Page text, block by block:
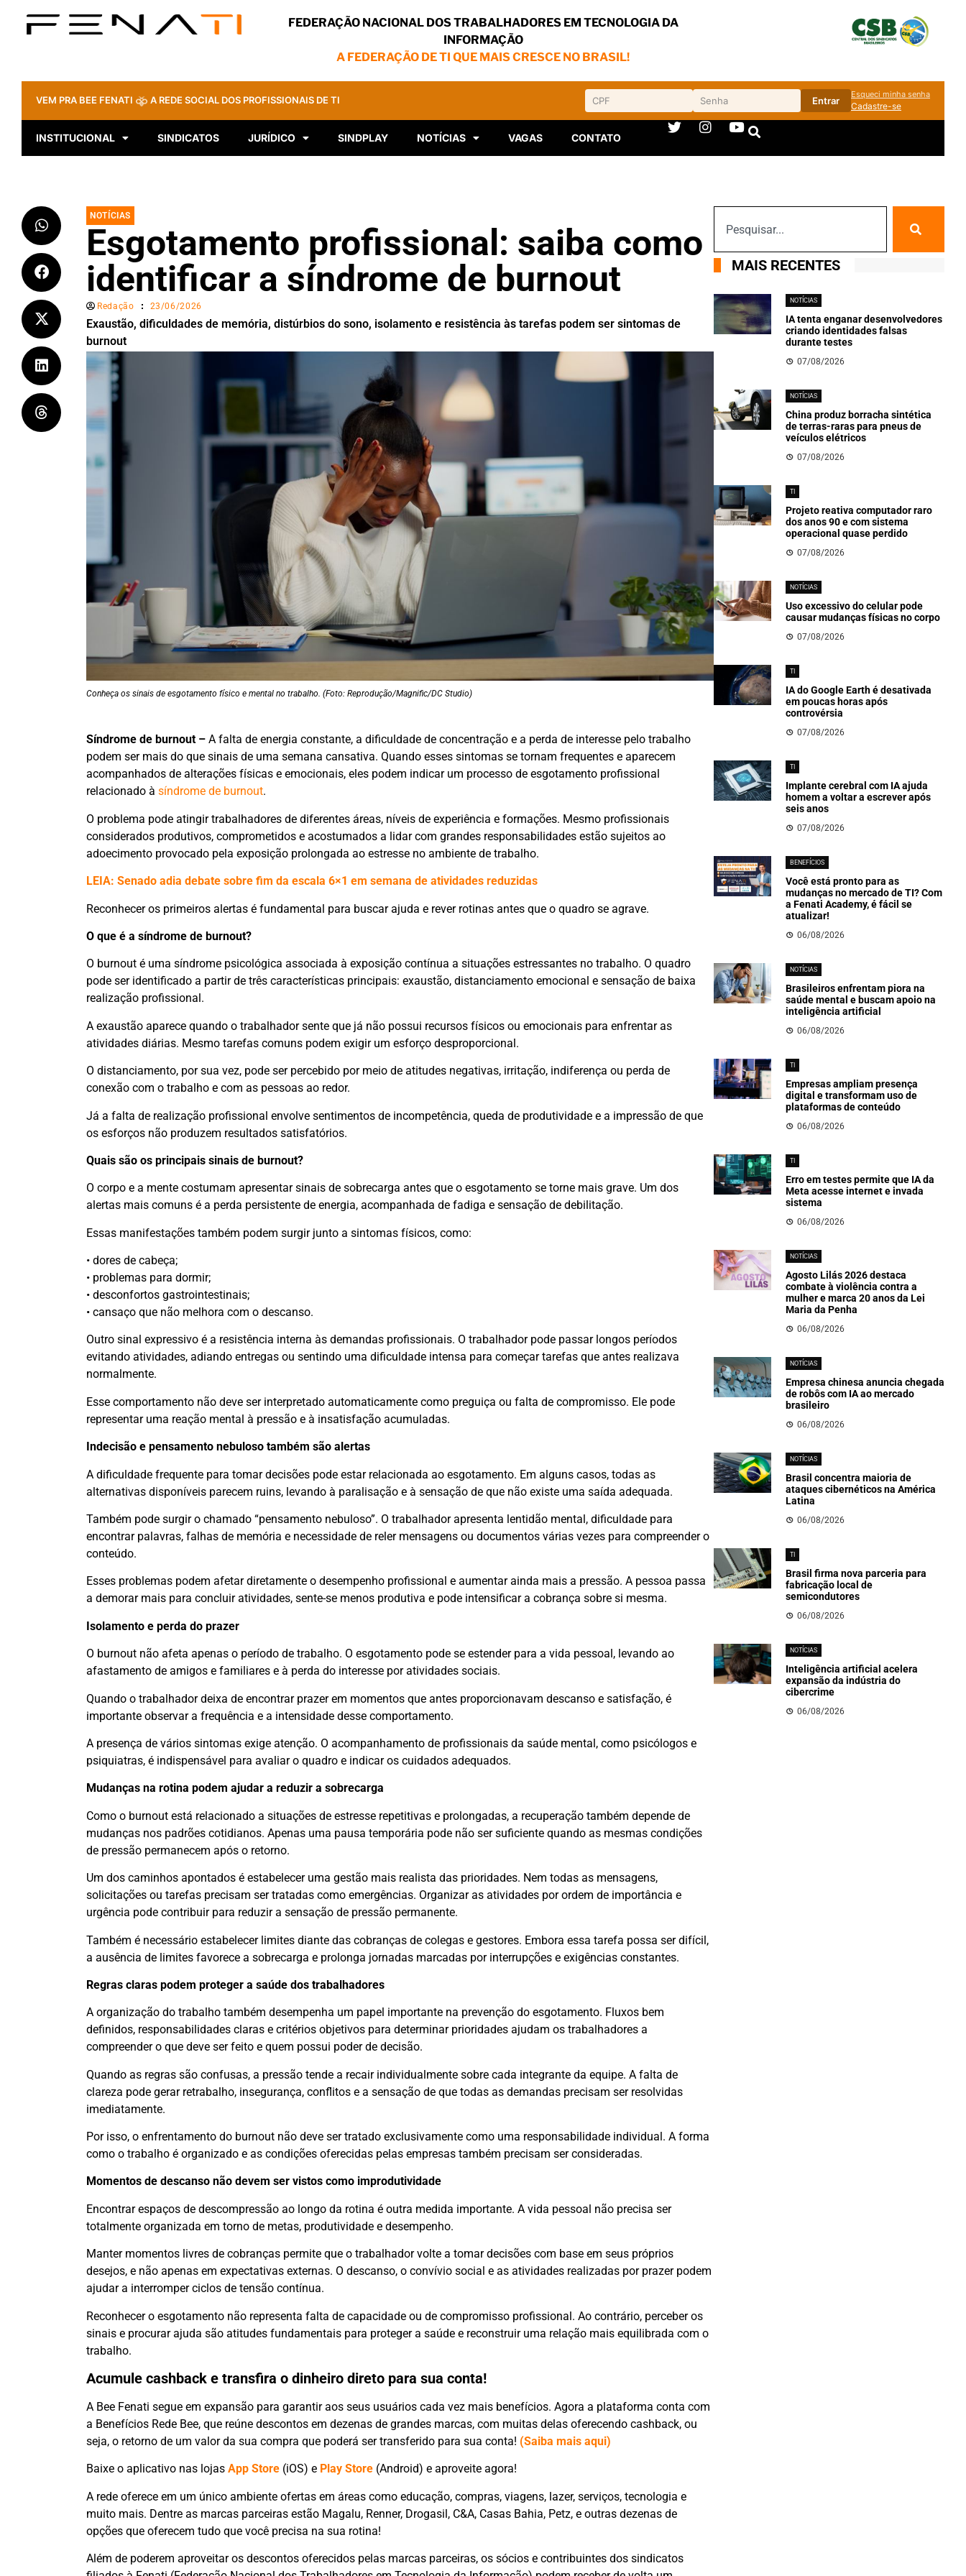
FEDERAÇÃO NACIONAL DOS TRABALHADORES EM TECNOLOGIA DA
INFORMAÇÃO
A FEDERAÇÃO DE TI QUE MAIS CRESCE NO BRASIL!
VEM PRA BEE FENATI A REDE SOCIAL DOS PROFISSIONAIS DE TI Entrar
Esqueci minha senha
Cadastre-se
INSTITUCIONAL SINDICATOS JURÍDICO SINDPLAY NOTÍCIAS VAGAS CONTATO
NOTÍCIAS
Esgotamento profissional: saiba como
identificar a síndrome de burnout
Redação 23/06/2026
Exaustão, dificuldades de memória, distúrbios do sono, isolamento e resistência às tarefas podem ser sintomas de
burnout
Conheça os sinais de esgotamento físico e mental no trabalho. (Foto: Reprodução/Magnific/DC Studio)
Síndrome de burnout –A falta de energia constante, a dificuldade de concentração e a perda de interesse pelo trabalho
podem ser mais do que sinais de uma semana cansativa. Quando esses sintomas se tornam frequentes e aparecem
acompanhados de alterações físicas e emocionais, eles podem indicar um processo de esgotamento profissional
relacionado à síndrome de burnout.
O problema pode atingir trabalhadores de diferentes áreas, níveis de experiência e formações. Mesmo profissionais
considerados produtivos, comprometidos e acostumados a lidar com grandes responsabilidades estão sujeitos ao
adoecimento provocado pela exposição prolongada ao estresse no ambiente de trabalho.
LEIA: Senado adia debate sobre fim da escala 6×1 em semana de atividades reduzidas
Reconhecer os primeiros alertas é fundamental para buscar ajuda e rever rotinas antes que o quadro se agrave.
O que é a síndrome de burnout?
O burnout é uma síndrome psicológica associada à exposição contínua a situações estressantes no trabalho. O quadro
pode ser identificado a partir de três características principais: exaustão, distanciamento emocional e sensação de baixa
realização profissional.
A exaustão aparece quando o trabalhador sente que já não possui recursos físicos ou emocionais para enfrentar as
atividades diárias. Mesmo tarefas comuns podem exigir um esforço desproporcional.
O distanciamento, por sua vez, pode ser percebido por meio de atitudes negativas, irritação, indiferença ou perda de
conexão com o trabalho e com as pessoas ao redor.
Já a falta de realização profissional envolve sentimentos de incompetência, queda de produtividade e a impressão de que
os esforços não produzem resultados satisfatórios.
Quais são os principais sinais de burnout?
O corpo e a mente costumam apresentar sinais de sobrecarga antes que o esgotamento se torne mais grave. Um dos
alertas mais comuns é a perda persistente de energia, acompanhada de fadiga e sensação de debilitação.
Essas manifestações também podem surgir junto a sintomas físicos, como:
• dores de cabeça;
• problemas para dormir;
• desconfortos gastrointestinais;
• cansaço que não melhora com o descanso.
Outro sinal expressivo é a resistência interna às demandas profissionais. O trabalhador pode passar longos períodos
evitando atividades, adiando entregas ou sentindo uma dificuldade intensa para começar tarefas que antes realizava
normalmente.
Esse comportamento não deve ser interpretado automaticamente como preguiça ou falta de compromisso. Ele pode
representar uma reação mental à pressão e à insatisfação acumuladas.
Indecisão e pensamento nebuloso também são alertas
A dificuldade frequente para tomar decisões pode estar relacionada ao esgotamento. Em alguns casos, todas as
alternativas disponíveis parecem ruins, levando à paralisação e à sensação de que não existe uma saída adequada.
Também pode surgir o chamado “pensamento nebuloso”. O trabalhador apresenta lentidão mental, dificuldade para
encontrar palavras, falhas de memória e necessidade de reler mensagens ou documentos várias vezes para compreender o
conteúdo.
Esses problemas podem afetar diretamente o desempenho profissional e aumentar ainda mais a pressão. A pessoa passa
a demorar mais para concluir atividades, sente-se menos produtiva e pode intensificar a cobrança sobre si mesma.
Isolamento e perda do prazer
O burnout não afeta apenas o período de trabalho. O esgotamento pode se estender para a vida pessoal, levando ao
afastamento de amigos e familiares e à perda do interesse por atividades sociais.
Quando o trabalhador deixa de encontrar prazer em momentos que antes proporcionavam descanso e satisfação, é
importante observar a frequência e a intensidade desse comportamento.
A presença de vários sintomas exige atenção. O acompanhamento de profissionais da saúde mental, como psicólogos e
psiquiatras, é indispensável para avaliar o quadro e indicar os cuidados adequados.
Mudanças na rotina podem ajudar a reduzir a sobrecarga
Como o burnout está relacionado a situações de estresse repetitivas e prolongadas, a recuperação também depende de
mudanças nos padrões cotidianos. Apenas uma pausa temporária pode não ser suficiente quando as mesmas condições
de pressão permanecem após o retorno.
Um dos caminhos apontados é estabelecer uma gestão mais realista das prioridades. Nem todas as mensagens,
solicitações ou tarefas precisam ser tratadas como emergências. Organizar as atividades por ordem de importância e
urgência pode contribuir para reduzir a sensação de pressão permanente.
Também é necessário estabelecer limites diante das cobranças de colegas e gestores. Embora essa tarefa possa ser difícil,
a ausência de limites favorece a sobrecarga e prolonga jornadas marcadas por interrupções e exigências constantes.
Regras claras podem proteger a saúde dos trabalhadores
A organização do trabalho também desempenha um papel importante na prevenção do esgotamento. Fluxos bem
definidos, responsabilidades claras e critérios objetivos para determinar prioridades ajudam os trabalhadores a
compreender o que deve ser feito e quem possui poder de decisão.
Quando as regras são confusas, a pressão tende a recair individualmente sobre cada integrante da equipe. A falta de
clareza pode gerar retrabalho, insegurança, conflitos e a sensação de que todas as demandas precisam ser resolvidas
imediatamente.
Por isso, o enfrentamento do burnout não deve ser tratado exclusivamente como uma responsabilidade individual. A forma
como o trabalho é organizado e as condições oferecidas pelas empresas também precisam ser consideradas.
Momentos de descanso não devem ser vistos como improdutividade
Encontrar espaços de descompressão ao longo da rotina é outra medida importante. A vida pessoal não precisa ser
totalmente organizada em torno de metas, produtividade e desempenho.
Manter momentos livres de cobranças permite que o trabalhador volte a tomar decisões com base em seus próprios
desejos, e não apenas em expectativas externas. O descanso, o convívio social e as atividades realizadas por prazer podem
ajudar a interromper ciclos de tensão contínua.
Reconhecer o esgotamento não representa falta de capacidade ou de compromisso profissional. Ao contrário, perceber os
sinais e procurar ajuda são atitudes fundamentais para proteger a saúde e reconstruir uma relação mais equilibrada com o
trabalho.
Acumule cashback e transfira o dinheiro direto para sua conta!
A Bee Fenati segue em expansão para garantir aos seus usuários cada vez mais benefícios. Agora a plataforma conta com
a Benefícios Rede Bee, que reúne descontos em dezenas de grandes marcas, com muitas delas oferecendo cashback, ou
seja, o retorno de um valor da sua compra que poderá ser transferido para sua conta! (Saiba mais aqui)
Baixe o aplicativo nas lojas App Store(iOS) e Play Store(Android) e aproveite agora!
A rede oferece em um único ambiente ofertas em áreas como educação, compras, viagens, lazer, serviços, tecnologia e
muito mais. Dentre as marcas parceiras estão Magalu, Renner, Drogasil, C&A, Casas Bahia, Petz, e outras dezenas de
opções que oferecem tudo que você precisa na sua rotina!
Além de poderem aproveitar os descontos oferecidos pelas marcas parceiras, os sócios e contribuintes dos sindicatos
MAIS RECENTES
NOTÍCIAS
IA tenta enganar desenvolvedores
criando identidades falsas
durante testes
07/08/2026
NOTÍCIAS
China produz borracha sintética
de terras-raras para pneus de
veículos elétricos
07/08/2026
TI
Projeto reativa computador raro
dos anos 90 e com sistema
operacional quase perdido
07/08/2026
NOTÍCIAS
Uso excessivo do celular pode
causar mudanças físicas no corpo
07/08/2026
TI
IA do Google Earth é desativada
em poucas horas após
controvérsia
07/08/2026
TI
Implante cerebral com IA ajuda
homem a voltar a escrever após
seis anos
07/08/2026
BENEFÍCIOS
Você está pronto para as
mudanças no mercado de TI? Com
a Fenati Academy, é fácil se
atualizar!
06/08/2026
NOTÍCIAS
Brasileiros enfrentam piora na
saúde mental e buscam apoio na
inteligência artificial
06/08/2026
TI
Empresas ampliam presença
digital e transformam uso de
plataformas de conteúdo
06/08/2026
TI
Erro em testes permite que IA da
Meta acesse internet e invada
sistema
06/08/2026
NOTÍCIAS
Agosto Lilás 2026 destaca
combate à violência contra a
mulher e marca 20 anos da Lei
Maria da Penha
06/08/2026
NOTÍCIAS
Empresa chinesa anuncia chegada
de robôs com IA ao mercado
brasileiro
06/08/2026
NOTÍCIAS
Brasil concentra maioria de
ataques cibernéticos na América
Latina
06/08/2026
TI
Brasil firma nova parceria para
fabricação local de
semicondutores
06/08/2026
NOTÍCIAS
Inteligência artificial acelera
expansão da indústria do
cibercrime
06/08/2026